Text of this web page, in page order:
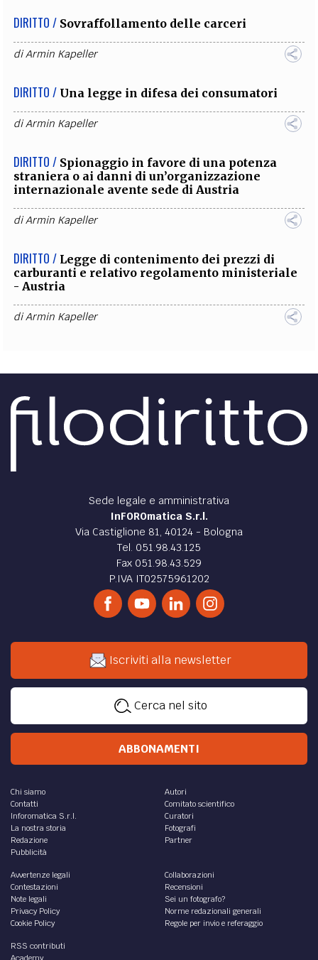
DIRITTO / Sovraffollamento delle carceri
diArmin Kapeller
DIRITTO / Una legge in difesa dei consumatori
diArmin Kapeller
DIRITTO / Spionaggio in favore di una potenza
straniera o ai danni di un’organizzazione
internazionale avente sede di Austria
diArmin Kapeller
DIRITTO / Legge di contenimento dei prezzi di
carburanti e relativo regolamento ministeriale
- Austria
diArmin Kapeller
Sede legale e amministrativa
InFOROmatica S.r.l.
Via Castiglione 81, 40124 - Bologna
Tel. 051.98.43.125
Fax 051.98.43.529
P.IVA IT02575961202
Iscriviti alla newsletter
Cerca nel sito
ABBONAMENTI
Chi siamo
Contatti
Inforomatica S.r.l.
La nostra storia
Redazione
Pubblicità
Autori
Comitato scientifico
Curatori
Fotografi
Partner
Avvertenze legali
Contestazioni
Note legali
Privacy Policy
Cookie Policy
Collaborazioni
Recensioni
Sei un fotografo?
Norme redazionali generali
Regole per invio e referaggio
RSS contributi
Academy